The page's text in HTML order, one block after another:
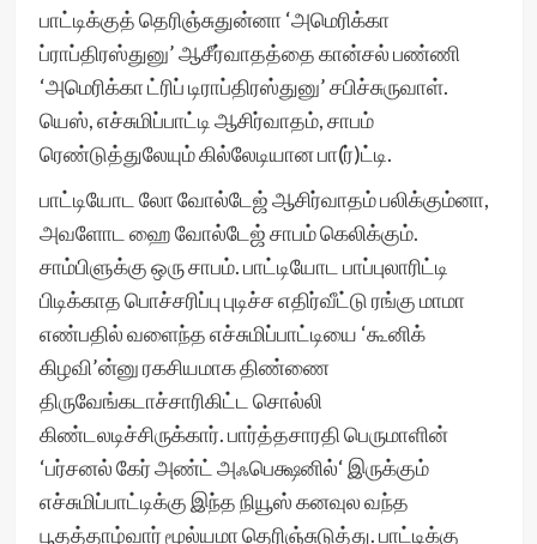
பாட்டிக்குத் தெரிஞ்சுதுன்னா ‘அமெரிக்கா
ப்ராப்திரஸ்துனு’ ஆசீர்வாதத்தை கான்சல் பண்ணி
‘அமெரிக்கா ட்ரிப் டிராப்திரஸ்துனு’ சபிச்சுருவாள்.
யெஸ், எச்சுமிப்பாட்டி ஆசிர்வாதம், சாபம்
ரெண்டுத்துலேயும் கில்லேடியான பா(ர்)ட்டி.
பாட்டியோட லோ வோல்டேஜ் ஆசிர்வாதம் பலிக்கும்னா,
அவளோட ஹை வோல்டேஜ் சாபம் கெலிக்கும்.
சாம்பிளுக்கு ஒரு சாபம். பாட்டியோட பாப்புலாரிட்டி
பிடிக்காத பொச்சரிப்பு புடிச்ச எதிர்வீட்டு ரங்கு மாமா
எண்பதில் வளைந்த எச்சுமிப்பாட்டியை ‘கூனிக்
கிழவி’ன்னு ரகசியமாக திண்ணை
திருவேங்கடாச்சாரிகிட்ட சொல்லி
கிண்டலடிச்சிருக்கார். பார்த்தசாரதி பெருமாளின்
‘பர்சனல் கேர் அண்ட் அஃபெக்ஷனில்‘ இருக்கும்
எச்சுமிப்பாட்டிக்கு இந்த நியூஸ் கனவுல வந்த
பூதத்தாழ்வார் மூல்யமா தெரிஞ்சுடுத்து. பாட்டிக்கு